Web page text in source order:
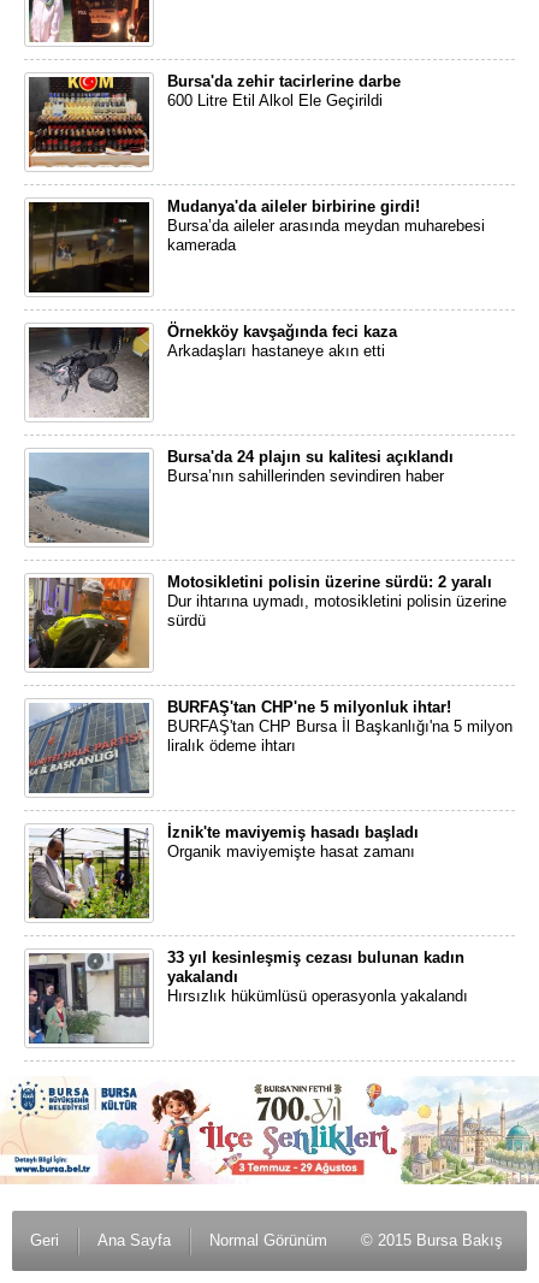
Bursa'da zehir tacirlerine darbe
600 Litre Etil Alkol Ele Geçirildi
Mudanya'da aileler birbirine girdi!
Bursa’da aileler arasında meydan muharebesi
kamerada
Örnekköy kavşağında feci kaza
Arkadaşları hastaneye akın etti
Bursa'da 24 plajın su kalitesi açıklandı
Bursa’nın sahillerinden sevindiren haber
Motosikletini polisin üzerine sürdü: 2 yaralı
Dur ihtarına uymadı, motosikletini polisin üzerine
sürdü
BURFAŞ'tan CHP'ne 5 milyonluk ihtar!
BURFAŞ'tan CHP Bursa İl Başkanlığı'na 5 milyon
liralık ödeme ihtarı
İznik'te maviyemiş hasadı başladı
Organik maviyemişte hasat zamanı
33 yıl kesinleşmiş cezası bulunan kadın
yakalandı
Hırsızlık hükümlüsü operasyonla yakalandı
Geri Ana Sayfa Normal Görünüm © 2015 Bursa Bakış